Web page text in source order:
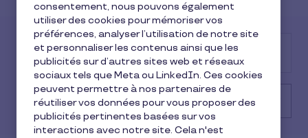
Recherche
Consommateur Client Marchand
Politiques et informations légales
consentement, nous pouvons également
utiliser des cookies pour mémoriser vos
préférences, analyser l’utilisation de notre site
et personnaliser les contenus ainsi que les
publicités sur d’autres sites web et réseaux
sociaux tels que Meta ou LinkedIn. Ces cookies
peuvent permettre à nos partenaires de
réutiliser vos données pour vous proposer des
publicités pertinentes basées sur vos
interactions avec notre site. Cela n'est